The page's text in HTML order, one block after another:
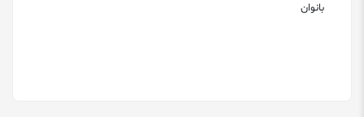
بانوان